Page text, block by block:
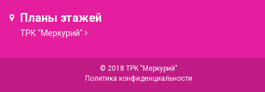
Планы этажей
ТРК "Меркурий"
© 2018 ТРК "Меркурий"
Политика конфиденциальности